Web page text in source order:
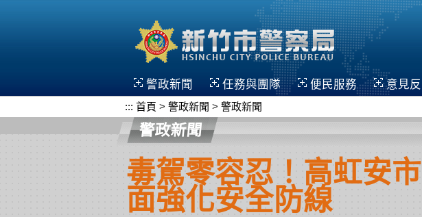
警政新聞 任務與團隊 便民服務 意見
::: 首頁 > 警政新聞 > 警政新聞
警政新聞
毒駕零容忍！高虹安
面強化安全防線